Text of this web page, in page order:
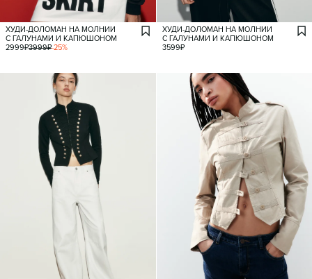
ХУДИ-ДОЛОМАН НА МОЛНИИ
С ГАЛУНАМИ И КАПЮШОНОМ
2999₽3999₽-25%
ХУДИ-ДОЛОМАН НА МОЛНИИ
С ГАЛУНАМИ И КАПЮШОНОМ
3599₽